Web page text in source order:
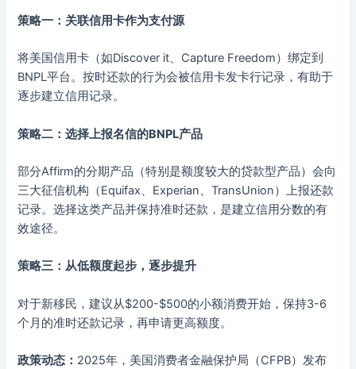
策略一：关联信用卡作为支付源
将美国信用卡（如Discover it、Capture Freedom）绑定到
BNPL平台。按时还款的行为会被信用卡发卡行记录，有助于
逐步建立信用记录。
策略二：选择上报名信的BNPL产品
部分Affirm的分期产品（特别是额度较大的贷款型产品）会向
三大征信机构（Equifax、Experian、TransUnion）上报还款
记录。选择这类产品并保持准时还款，是建立信用分数的有
效途径。
策略三：从低额度起步，逐步提升
对于新移民，建议从$200-$500的小额消费开始，保持3-6
个月的准时还款记录，再申请更高额度。
政策动态： 2025年，美国消费者金融保护局（CFPB）发布